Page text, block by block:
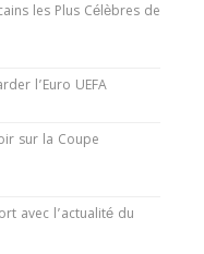
les Plus Célèbres de
l’Euro UEFA
sur la Coupe
avec l’actualité du